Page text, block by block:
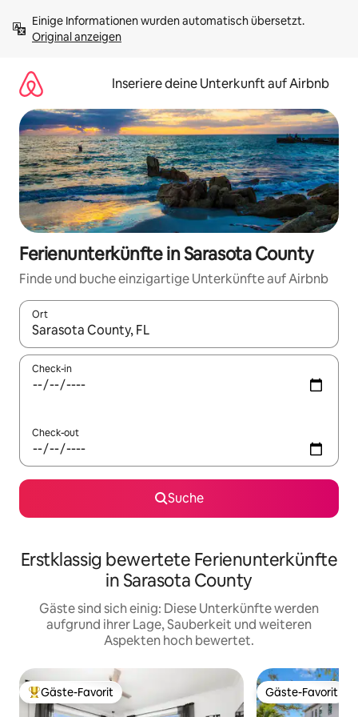
Inhalten
springenOriginal anzeigen
Inseriere deine Unterkunft auf Airbnb
Ferienunterkünfte in Sarasota County
Finde und buche einzigartige Unterkünfte auf Airbnb
Ort
Wenn Ergebnisse verfügbar sind, navigiere mit den
Check-in
Check-out
Suche
Erstklassig bewertete Ferienunterkünfte
in Sarasota County
Gäste sind sich einig: Diese Unterkünfte werden
aufgrund ihrer Lage, Sauberkeit und weiteren
Aspekten hoch bewertet.
Beliebter Gäste-Favorit.
Gäste-Favorit Gäste-Favorit
Gäste-Favorit